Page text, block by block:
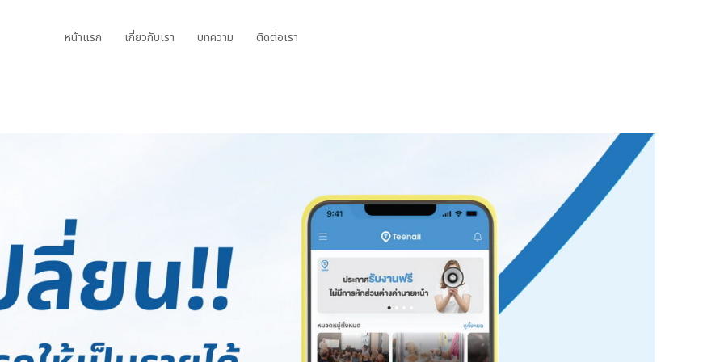
หน้าแรก เกี่ยวกับเรา บทความ ติดต่อเรา